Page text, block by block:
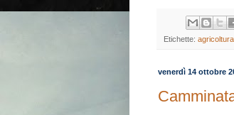
Etichette: agricoltura
venerdì 14 ottobre